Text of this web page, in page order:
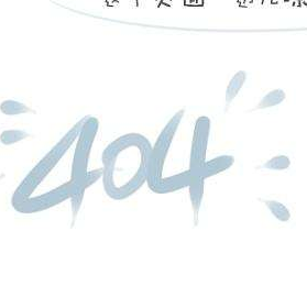
瑞城熙园
玉榕庄
自建别墅
绿野春天
姓名不能
为空
电话不能